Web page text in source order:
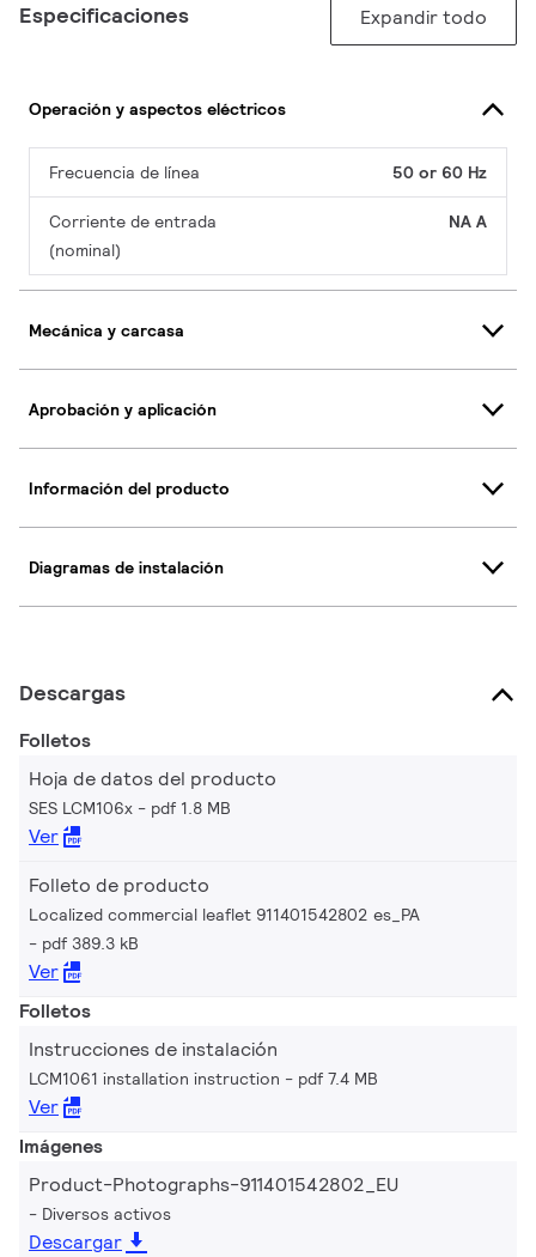
Especificaciones Expandir todo
Operación y aspectos eléctricos
Frecuencia de línea 50 or 60 Hz
Corriente de entrada
(nominal)
NA A
Mecánica y carcasa
Aprobación y aplicación
Información del producto
Diagramas de instalación
Descargas
Folletos
Hoja de datos del producto
SES LCM106x pdf 1.8 MB
Ver
Folleto de producto
Localized commercial leaflet 911401542802 es_PA
pdf 389.3 kB
Ver
Folletos
Instrucciones de instalación
LCM1061 installation instruction pdf 7.4 MB
Ver
Imágenes
Product-Photographs-911401542802_EU
Diversos activos
Descargar